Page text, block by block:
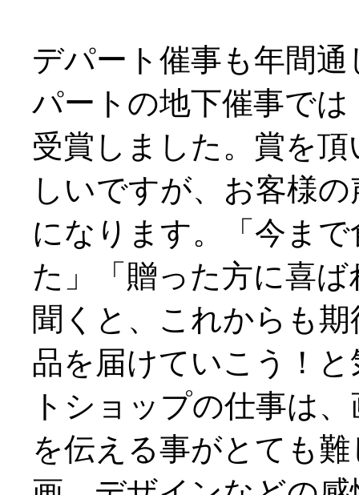
デパート催事も年間
パートの地下催事で
受賞しました。賞を
しいですが、お客様
になります。「今ま
た」「贈った方に喜
聞くと、これからも
品を届けていこう！
トショップの仕事は
を伝える事がとても